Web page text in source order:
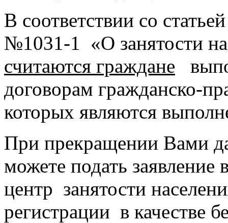
В соответствии со
№1031-1 «О занятости
считаются граждане
договорам гражданско-
которых являются
При прекращении Вами
можете подать
центр занятости
регистрации в качестве